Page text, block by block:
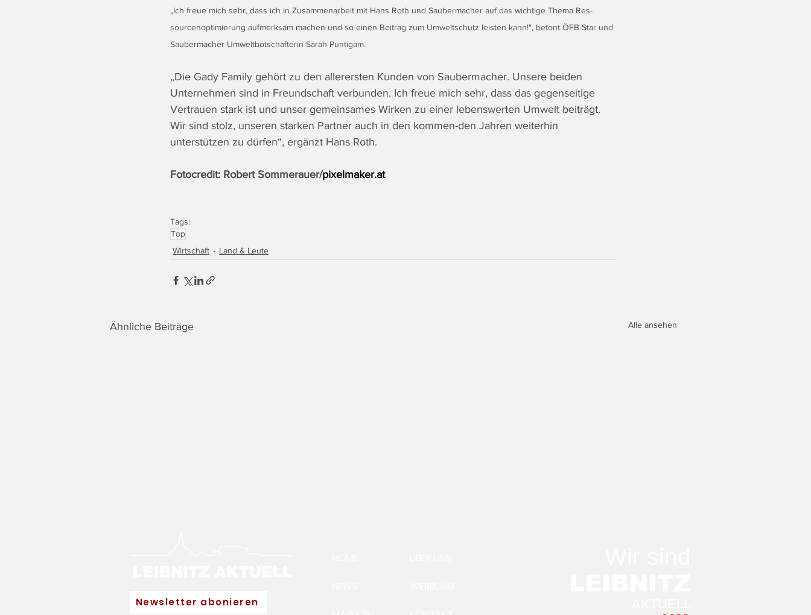
„Ich freue mich sehr, dass ich in Zusammenarbeit mit Hans Roth und Saubermacher auf das wichtige Thema Res-
sourcenoptimierung aufmerksam machen und so einen Beitrag zum Umweltschutz leisten kann!", betont ÖFB-Star und
Saubermacher Umweltbotschafterin Sarah Puntigam.
„Die Gady Family gehört zu den allerersten Kunden von Saubermacher. Unsere beiden
Unternehmen sind in Freundschaft verbunden. Ich freue mich sehr, dass das gegenseitige
Vertrauen stark ist und unser gemeinsames Wirken zu einer lebenswerten Umwelt beiträgt.
Wir sind stolz, unseren starken Partner auch in den kommen-den Jahren weiterhin
unterstützen zu dürfen“, ergänzt Hans Roth.
Fotocredit: Robert Sommerauer/pixelmaker.at
Tags:
Top
Wirtschaft
Land & Leute
Ähnliche Beiträge Alle ansehen
Newsletter abonieren